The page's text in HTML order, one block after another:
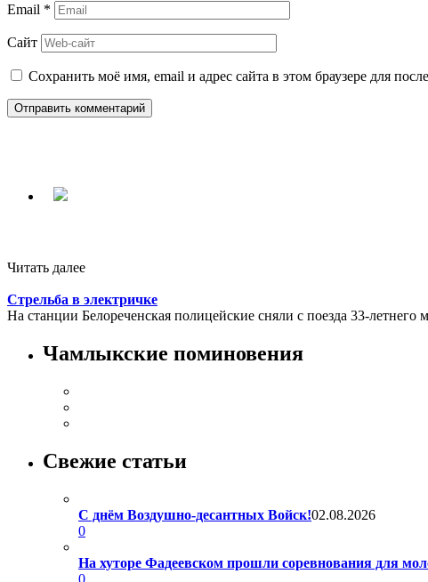
Email *
Сайт
Сохранить моё имя, email и адрес сайта в этом браузере для
Читать далее
Стрельба в электричке
На станции Белореченская полицейские сняли с поезда 33-летнего
Чамлыкские поминовения
Свежие статьи
С днём Воздушно-десантных Войск!02.08.2026
0
На хуторе Фадеевском прошли соревнования для
0